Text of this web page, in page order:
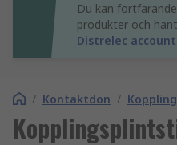
Du kan
produkter och
Distrelec account
/ Kontaktdon /